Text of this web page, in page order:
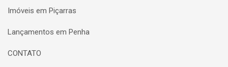
Imóveis em Piçarras
Lançamentos em Penha
CONTATO